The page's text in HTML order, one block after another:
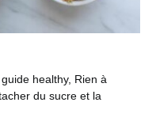
healthy, Rien à
du sucre et la